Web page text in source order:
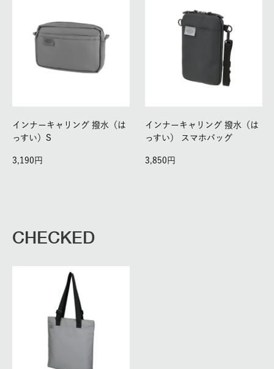
インナーキャリング 撥水（は
っすい）S
3,190
インナーキャリング 撥水（は
っすい） スマホバッグ
3,850
CHECKED